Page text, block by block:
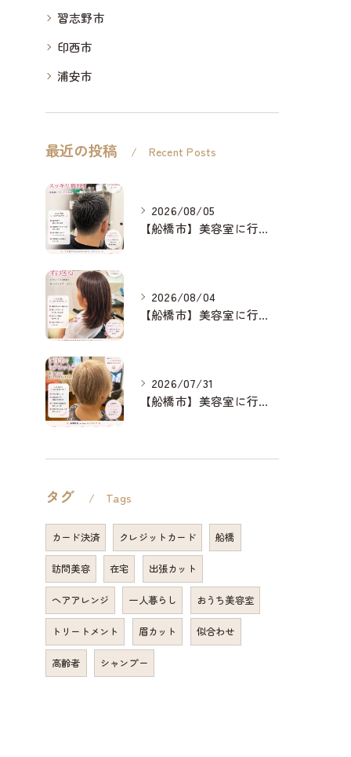
習志野市
印西市
浦安市
最近の投稿 Recent Posts
2026/08/05
【船橋市】美容室に行けない…をなくしたい✂️✨
2026/08/04
【船橋市】美容室に行けない…をなくしたい✂️✨
2026/07/31
【船橋市】美容室に行けない…をなくしたい✂️✨
タグ Tags
カード決済 クレジットカード 船橋
訪問美容 在宅 出張カット
ヘアアレンジ 一人暮らし おうち美容室
トリートメント 眉カット 似合わせ
高齢者 シャンプー